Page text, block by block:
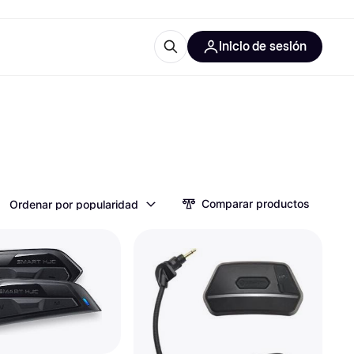
categorías
Inicio de sesión
Ordenar por popularidad Comparar productos